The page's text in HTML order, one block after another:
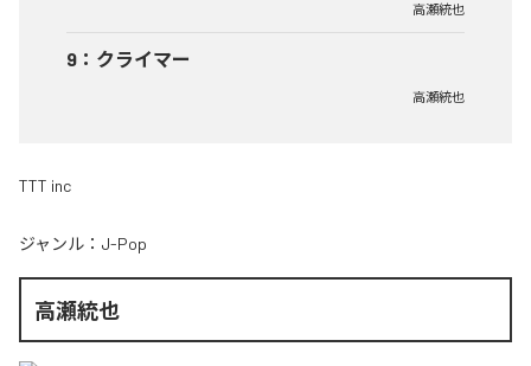
高瀬統也
9 ： クライマー
高瀬統也
TTT inc
ジャンル： J-Pop
高瀬統也